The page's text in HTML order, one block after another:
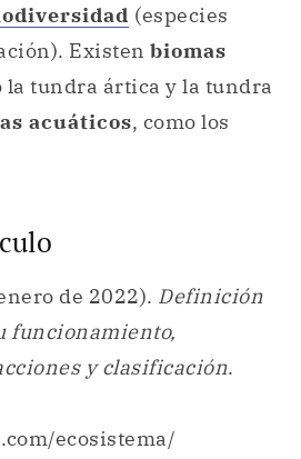
(especies
Existen biomas
la tundra ártica y la tundra
acuáticos, como los
de 2022). Definición
funcionamiento,
y clasificación.
ecosistema/